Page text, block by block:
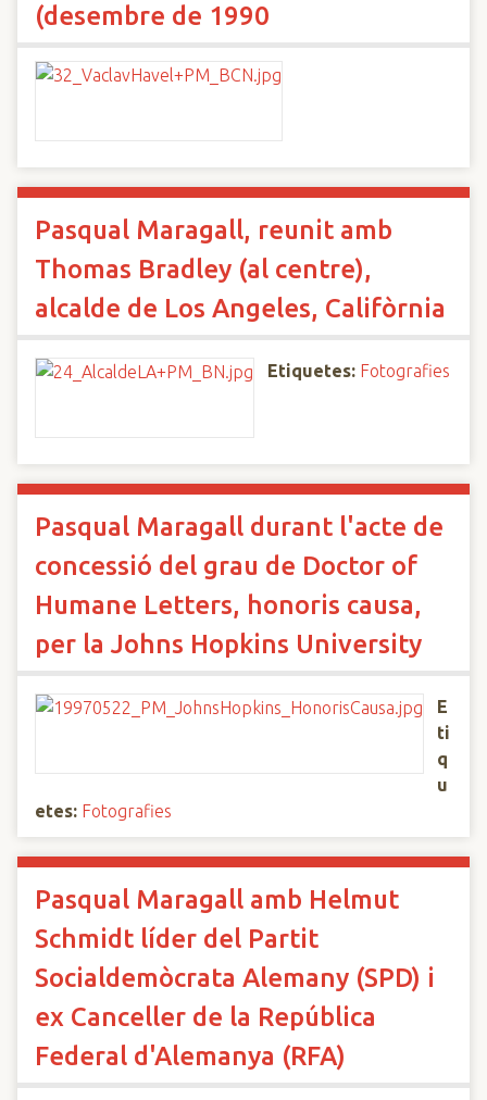
(desembre de 1990
Pasqual Maragall, reunit amb
Thomas Bradley (al centre),
alcalde de Los Angeles, Califòrnia
Etiquetes: Fotografies
Pasqual Maragall durant l'acte de
concessió del grau de Doctor of
Humane Letters, honoris causa,
per la Johns Hopkins University
E
ti
q
u
etes: Fotografies
Pasqual Maragall amb Helmut
Schmidt líder del Partit
Socialdemòcrata Alemany (SPD) i
ex Canceller de la República
Federal d'Alemanya (RFA)